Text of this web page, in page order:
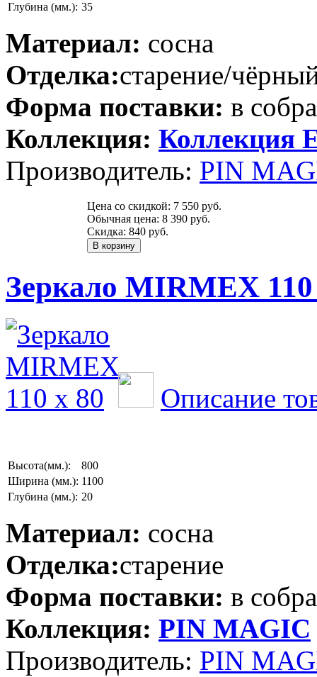
Глубина (мм.): 35
Материал: сосна
Отделка:старение/
Форма поставки: в
Коллекция: Коллекция
Производитель: PIN
Цена со скидкой: 7 550 руб.
Обычная цена: 8 390 руб.
Скидка: 840 руб.
Зеркало MIRMEX 110
Описание
Высота(мм.):
800
Ширина (мм.): 1100
Глубина (мм.): 20
Материал: сосна
Отделка:старение
Форма поставки: в
Коллекция: PIN MAGIС
Производитель: PIN